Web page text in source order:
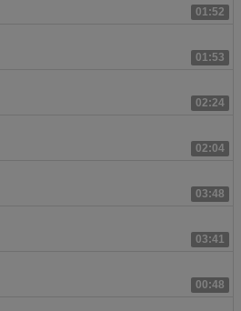
01:52
01:53
02:24
02:04
03:48
03:41
00:48